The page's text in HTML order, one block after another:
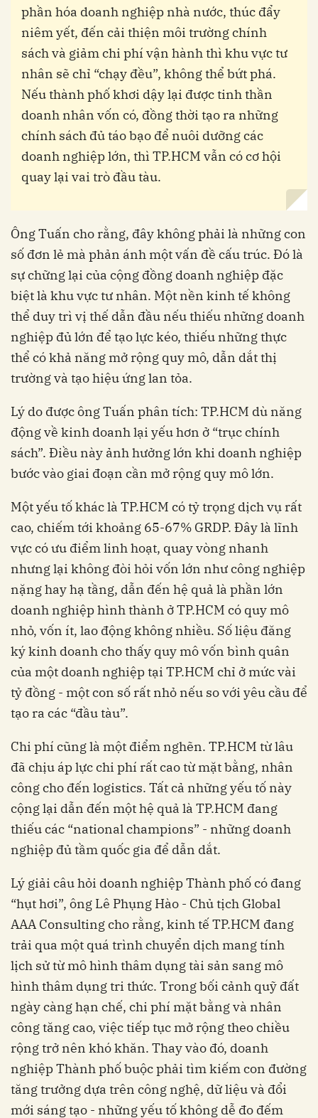
phần hóa doanh nghiệp nhà nước, thúc đẩy
niêm yết, đến cải thiện môi trường chính
sách và giảm chi phí vận hành thì khu vực tư
nhân sẽ chỉ “chạy đều”, không thể bứt phá.
Nếu thành phố khơi dậy lại được tinh thần
doanh nhân vốn có, đồng thời tạo ra những
chính sách đủ táo bạo để nuôi dưỡng các
doanh nghiệp lớn, thì TP.HCM vẫn có cơ hội
quay lại vai trò đầu tàu.
Ông Tuấn cho rằng, đây không phải là những con
số đơn lẻ mà phản ánh một vấn đề cấu trúc. Đó là
sự chững lại của cộng đồng doanh nghiệp đặc
biệt là khu vực tư nhân. Một nền kinh tế không
thể duy trì vị thế dẫn đầu nếu thiếu những doanh
nghiệp đủ lớn để tạo lực kéo, thiếu những thực
thể có khả năng mở rộng quy mô, dẫn dắt thị
trường và tạo hiệu ứng lan tỏa.
Lý do được ông Tuấn phân tích: TP.HCM dù năng
động về kinh doanh lại yếu hơn ở “trục chính
sách”. Điều này ảnh hưởng lớn khi doanh nghiệp
bước vào giai đoạn cần mở rộng quy mô lớn.
Một yếu tố khác là TP.HCM có tỷ trọng dịch vụ rất
cao, chiếm tới khoảng 65-67% GRDP. Đây là lĩnh
vực có ưu điểm linh hoạt, quay vòng nhanh
nhưng lại không đòi hỏi vốn lớn như công nghiệp
nặng hay hạ tầng, dẫn đến hệ quả là phần lớn
doanh nghiệp hình thành ở TP.HCM có quy mô
nhỏ, vốn ít, lao động không nhiều. Số liệu đăng
ký kinh doanh cho thấy quy mô vốn bình quân
của một doanh nghiệp tại TP.HCM chỉ ở mức vài
tỷ đồng - một con số rất nhỏ nếu so với yêu cầu để
tạo ra các “đầu tàu”.
Chi phí cũng là một điểm nghẽn. TP.HCM từ lâu
đã chịu áp lực chi phí rất cao từ mặt bằng, nhân
công cho đến logistics. Tất cả những yếu tố này
cộng lại dẫn đến một hệ quả là TP.HCM đang
thiếu các “national champions” - những doanh
nghiệp đủ tầm quốc gia để dẫn dắt.
Lý giải câu hỏi doanh nghiệp Thành phố có đang
“hụt hơi”, ông Lê Phụng Hào - Chủ tịch Global
AAA Consulting cho rằng, kinh tế TP.HCM đang
trải qua một quá trình chuyển dịch mang tính
lịch sử từ mô hình thâm dụng tài sản sang mô
hình thâm dụng tri thức. Trong bối cảnh quỹ đất
ngày càng hạn chế, chi phí mặt bằng và nhân
công tăng cao, việc tiếp tục mở rộng theo chiều
rộng trở nên khó khăn. Thay vào đó, doanh
nghiệp Thành phố buộc phải tìm kiếm con đường
tăng trưởng dựa trên công nghệ, dữ liệu và đổi
mới sáng tạo - những yếu tố không dễ đo đếm